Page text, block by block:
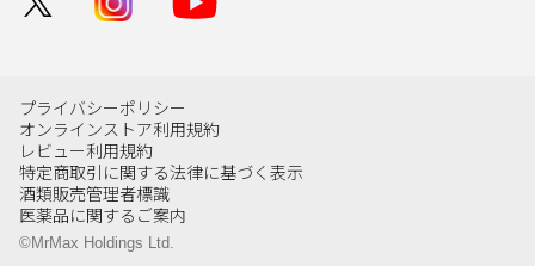
プライバシーポリシー
オンラインストア利用規約
レビュー利用規約
特定商取引に関する法律に基づく表示
酒類販売管理者標識
医薬品に関するご案内
©MrMax Holdings Ltd.